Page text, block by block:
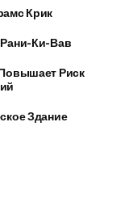
Крик
Ки-Вав
Риск
Здание